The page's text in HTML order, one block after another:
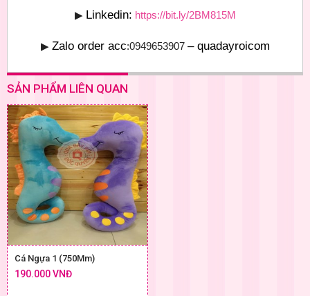
▶ Linkedin: https://bit.ly/2BM815M
▶ Zalo order acc:0949653907 – quadayroicom
SẢN PHẨM LIÊN QUAN
Cá Ngựa 1 (750Mm)
190.000 VNĐ